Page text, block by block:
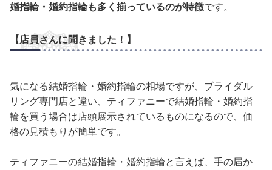
婚指輪・婚約指輪も多く揃っているのが特徴です。
【店員さんに聞きました！】
気になる結婚指輪・婚約指輪の相場ですが、ブライダル
リング専門店と違い、ティファニーで結婚指輪・婚約指
輪を買う場合は店頭展示されているものになるので、価
格の見積もりが簡単です。
ティファニーの結婚指輪・婚約指輪と言えば、手の届か